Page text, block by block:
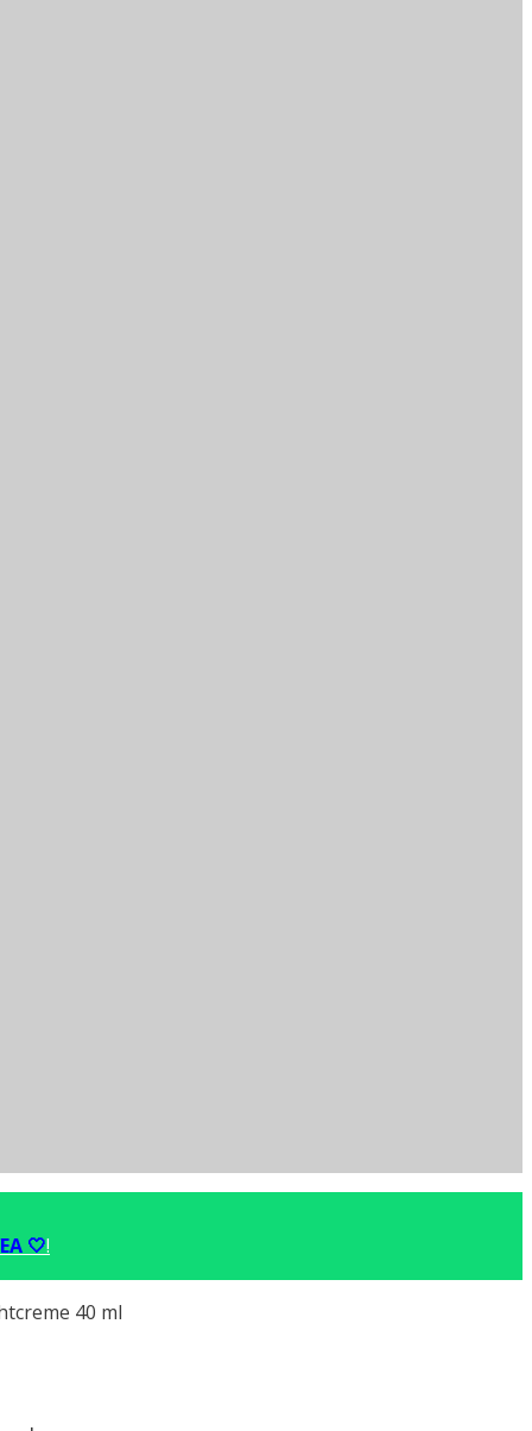
🤍!
40 ml